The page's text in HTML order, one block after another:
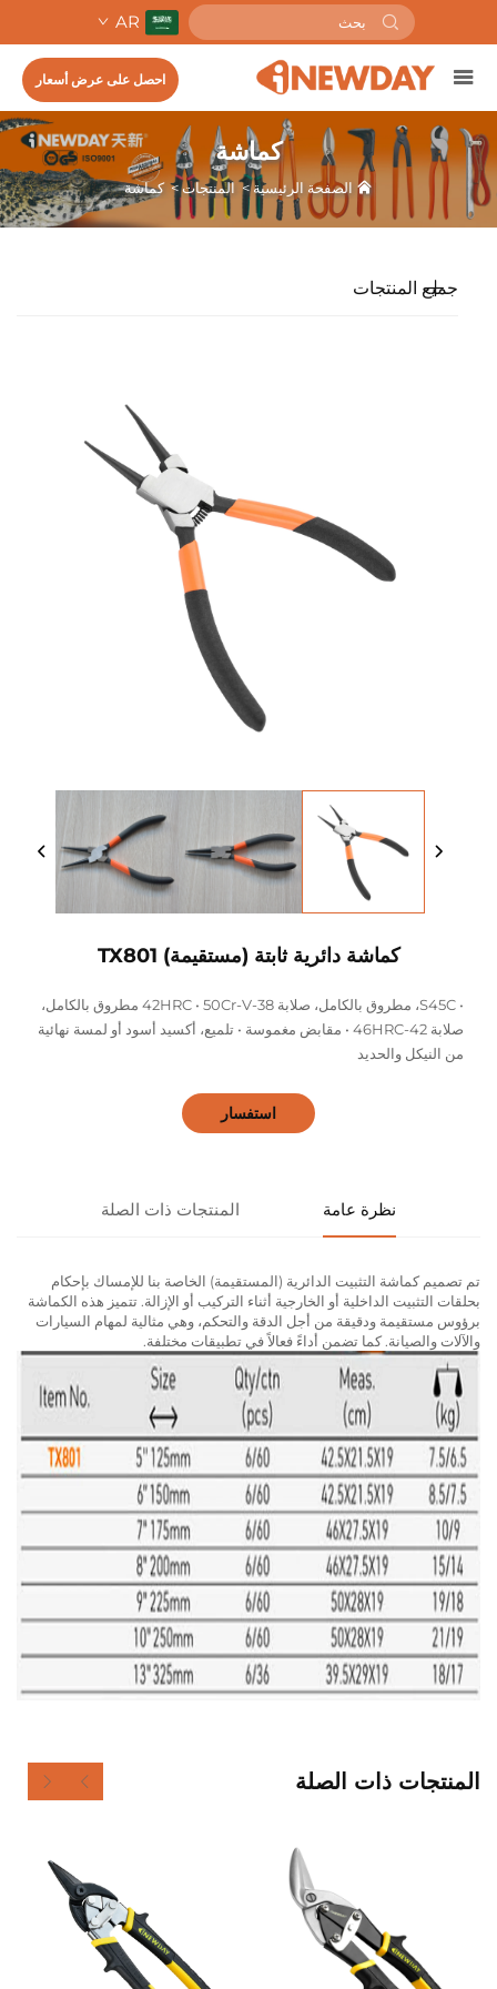
AR
احصل على عرض أسعار
كماشة
الصفحة الرئيسية>المنتجات>كماشة
جميع المنتجات
كماشة دائرية ثابتة (مستقيمة) TX801
• S45C، مطروق بالكامل، صلابة 38-42HRC • 50Cr-V مطروق بالكامل،
صلابة 42-46HRC • مقابض مغموسة • تلميع، أكسيد أسود أو لمسة نهائية
من النيكل والحديد
استفسار
نظرة عامة المنتجات ذات الصلة
تم تصميم كماشة التثبيت الدائرية (المستقيمة) الخاصة بنا للإمساك بإحكام
بحلقات التثبيت الداخلية أو الخارجية أثناء التركيب أو الإزالة. تتميز هذه الكماشة
برؤوس مستقيمة ودقيقة من أجل الدقة والتحكم، وهي مثالية لمهام السيارات
والآلات والصيانة. كما تضمن أداءً فعالاً في تطبيقات مختلفة.
المنتجات ذات الصلة